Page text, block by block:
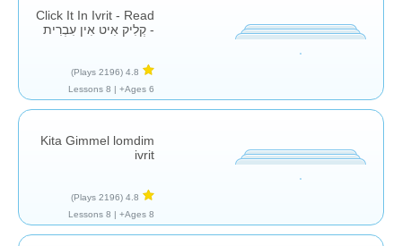
Click It In Ivrit - Read
- קְלִיק אִיט אִין עִבְרִית
4.8
(2196 Plays)
Ages 6+ |
8 Lessons
Kita Gimmel lomdim
ivrit
4.8
(2196 Plays)
Ages 8+ |
8 Lessons